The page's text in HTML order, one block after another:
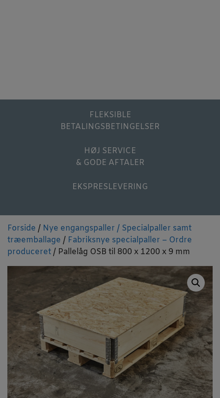
FLEKSIBLE
BETALINGSBETINGELSER
HØJ SERVICE
& GODE AFTALER
EKSPRESLEVERING
Forside / Nye engangspaller / Specialpaller samt
træemballage / Fabriksnye specialpaller – Ordre
produceret / Pallelåg OSB til 800 x 1200 x 9 mm